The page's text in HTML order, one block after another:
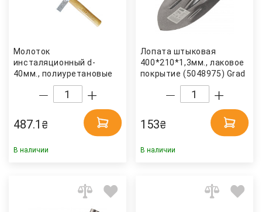
Молоток
инсталяционный d-
40мм., полиуретановые
(4061349036934) S&R
487.1 ₴
В наличии
Лопата штыковая
400*210*1,3мм., лаковое
покрытие (5048975) Grad
153₴
В наличии